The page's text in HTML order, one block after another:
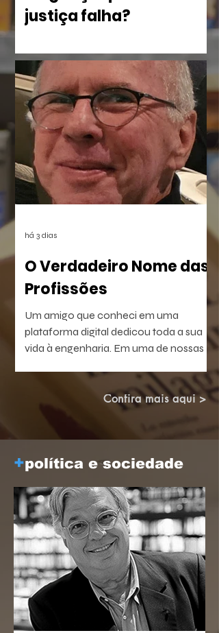
justiça falha?
imperdoável, Eliane Cristina, mostra
como a violência silencia uma família à
beira do Rio dos Sinos. O crime,
combinado à censura das vítimas e ao
apagamento das provas, deixou uma
lacuna preenchida pelo rancor. O
sentimento reverbera por anos até ser
posto à prova com a execução de um
plano vingativo, movido pela espera de
uma reparação nunca feita.
O Verdadeiro Nome das
Profissões
Um amigo que conheci em uma
plataforma digital dedicou toda a sua
vida à engenharia. Em uma de nossas
consegui esquecer: — Passei a vida
construindo pontes.
há 3 dias
Confira mais aqui >
+política e sociedade